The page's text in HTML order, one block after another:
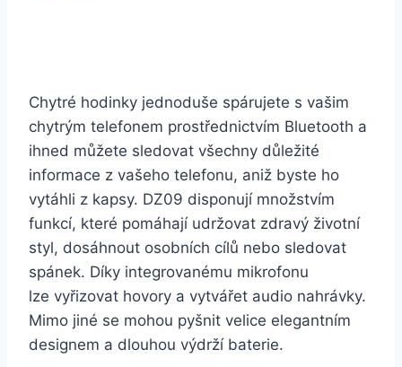
Chytré hodinky jednoduše spárujete s vašim
chytrým telefonem prostřednictvím Bluetooth a
ihned můžete sledovat všechny důležité
informace z vašeho telefonu, aniž byste ho
vytáhli z kapsy. DZ09 disponují množstvím
funkcí, které pomáhají udržovat zdravý životní
styl, dosáhnout osobních cílů nebo sledovat
spánek. Díky integrovanému mikrofonu
lze vyřizovat hovory a vytvářet audio nahrávky.
Mimo jiné se mohou pyšnit velice elegantním
designem a dlouhou výdrží baterie.